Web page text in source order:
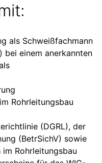
als Schweißfachmann
einem anerkannten
Rohrleitungsbau
(DGRL), der
(BetrSichV) sowie
Rohrleitungsbau